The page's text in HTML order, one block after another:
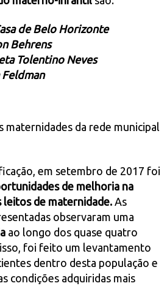
de Belo Horizonte
Behrens
Tolentino Neves
maternidades da rede municipal
em setembro de 2017 foi
de melhoria na
leitos de maternidade. As
observaram uma
ao longo dos quase quatro
foi feito um levantamento
dentro desta população e
condições adquiridas mais